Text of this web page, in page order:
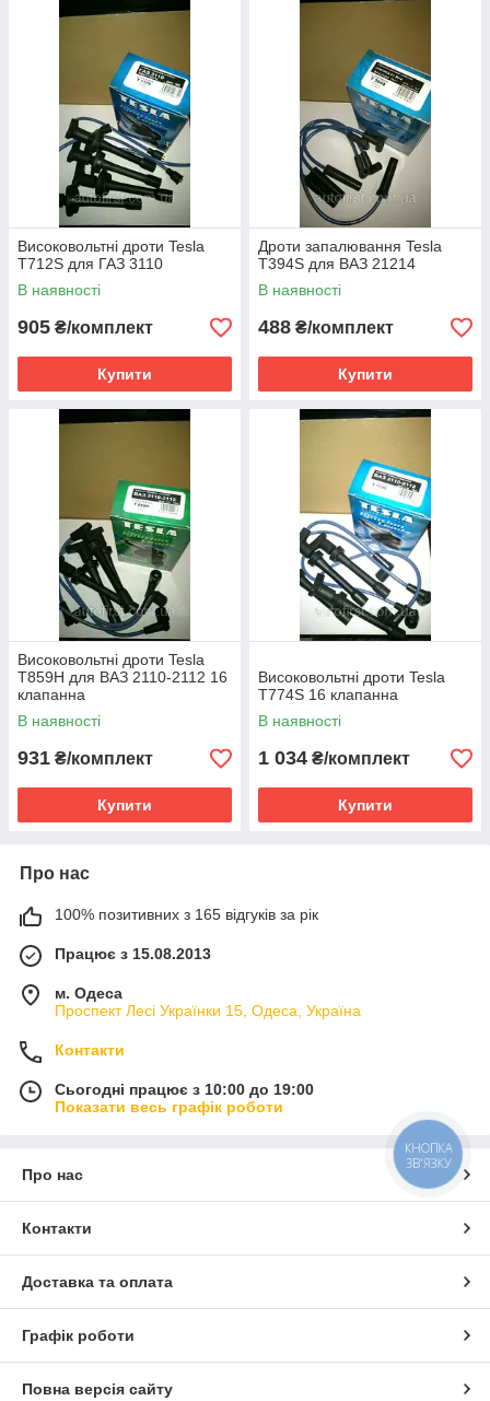
Високовольтні дроти Tesla
T712S для ГАЗ 3110
В наявності
905 ₴/комплект
Купити
Дроти запалювання Tesla
T394S для ВАЗ 21214
В наявності
488 ₴/комплект
Купити
Високовольтні дроти Tesla
T859H для ВАЗ 2110-2112 16
клапанна
В наявності
931 ₴/комплект
Купити
Високовольтні дроти Tesla
T774S 16 клапанна
В наявності
1 034 ₴/комплект
Купити
Про нас
100% позитивних з 165 відгуків за рік
Працює з 15.08.2013
м. Одеса
Проспект Лесі Українки 15, Одеса, Україна
Контакти
Сьогодні працює з 10:00 до 19:00
Показати весь графік роботи
Про нас
Контакти
Доставка та оплата
Графік роботи
Повна версія сайту
КНОПКА
ЗВ'ЯЗКУ